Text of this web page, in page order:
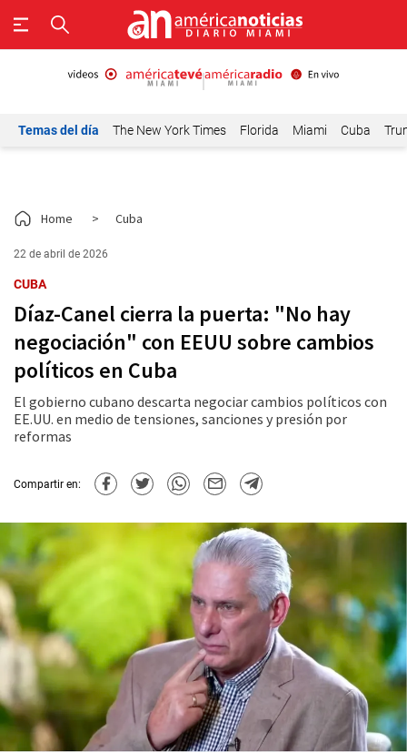
Temas del día The New York Times Florida Miami Cuba
Home > Cuba
22 de abril de 2026
CUBA
Díaz-Canel cierra la puerta: "No hay
negociación" con EEUU sobre cambios
políticos en Cuba
El gobierno cubano descarta negociar cambios políticos con
EE.UU. en medio de tensiones, sanciones y presión por
reformas
Compartir en: